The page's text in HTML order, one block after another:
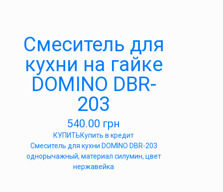
Cмеситель для
кухни на гайке
DOMINO DBR-
203
540.00 грн
КУПИТЬКупить в кредит
Cмеситель для кухни DOMINO DBR-203
однорычажный, материал силумин, цвет
нержавейка